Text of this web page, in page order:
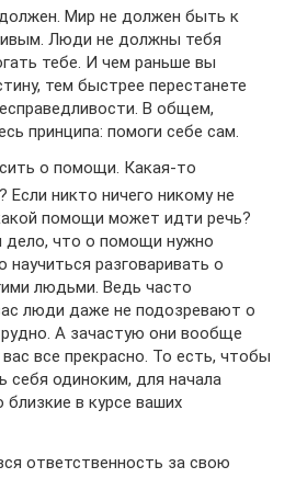
Мир не должен быть к
Люди не должны тебя
тебе. И чем раньше вы
тем быстрее перестанете
В общем,
принципа: помоги себе сам.
о помощи. Какая-то
Если никто ничего никому не
помощи может идти речь?
дело, что о помощи нужно
научиться разговаривать о
людьми. Ведь часто
люди даже не подозревают о
А зачастую они вообще
все прекрасно. То есть, чтобы
себя одиноким, для начала
близкие в курсе ваших
ответственность за свою